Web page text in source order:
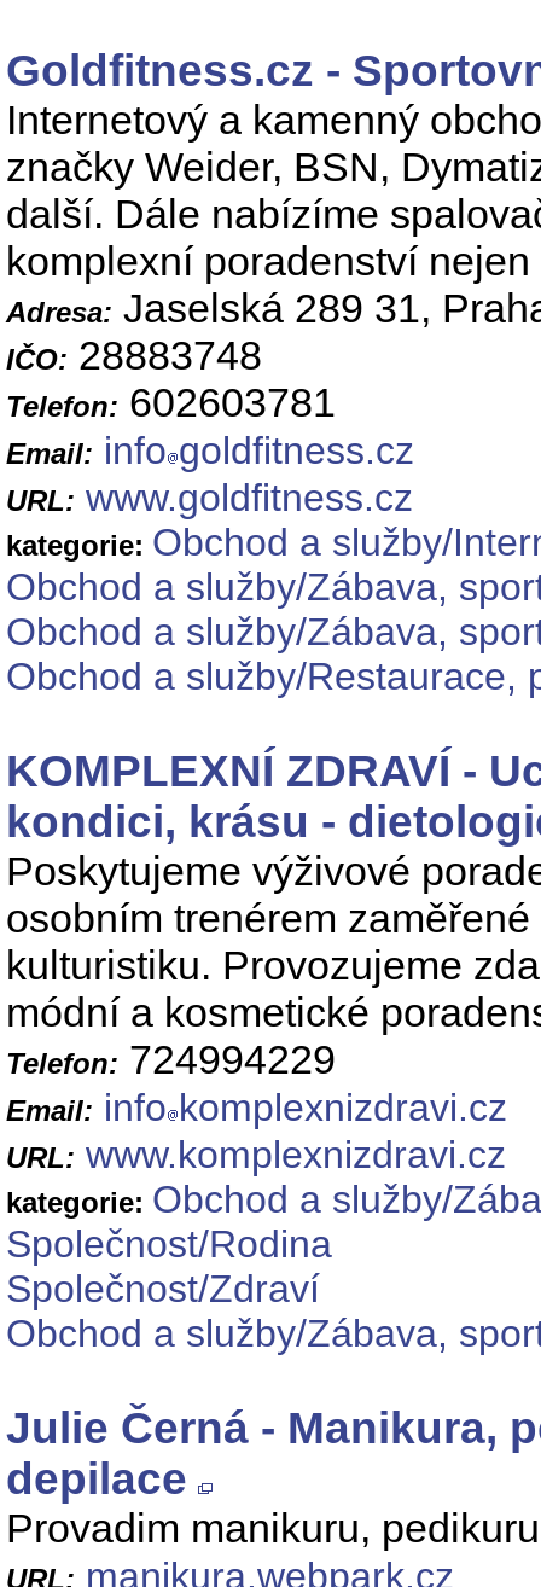
Goldfitness.cz -
Internetový a kamenný
značky Weider, BSN,
další. Dále nabízíme
komplexní poradenství
Adresa: Jaselská 289 31,
IČO: 28883748
Telefon: 602603781
Email: info goldfitness.cz
URL: www.goldfitness.cz
kategorie: Obchod a služby/
Obchod a služby/Zábava,
Obchod a služby/Zábava,
Obchod a služby/Restaurace,
KOMPLEXNÍ ZDRAVÍ -
kondici, krásu -
Poskytujeme výživové
osobním trenérem
kulturistiku. Provozujeme
módní a kosmetické
Telefon: 724994229
Email: info komplexnizdravi.cz
URL: www.komplexnizdravi.cz
kategorie: Obchod a služby/
Společnost/Rodina
Společnost/Zdraví
Obchod a služby/Zábava,
Julie Černá - Manikura,
depilace
Provadim manikuru,
URL: manikura.webpark.cz